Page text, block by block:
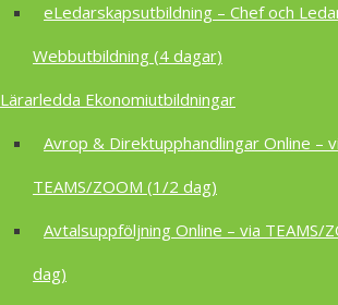
eLedarskapsutbildning – Chef och
Webbutbildning (4 dagar)
Lärarledda Ekonomiutbildningar
Avrop & Direktupphandlingar Online –
TEAMS/ZOOM (1/2 dag)
Avtalsuppföljning Online – via TEAMS/
dag)